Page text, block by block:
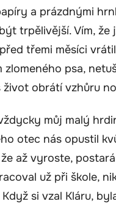
a prázdnými
trpělivější. Vím, že
třemi měsíci
zlomeného psa,
život obrátí vzhůru
můj malý
otec nás opustil
až vyroste,
už při škole,
si vzal Kláru,